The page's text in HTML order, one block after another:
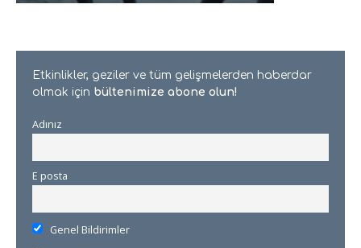
Etkinlikler, geziler ve tüm gelişmelerden haberdar
olmak için bültenimize abone olun!
Adınız
E posta
Genel Bildirimler